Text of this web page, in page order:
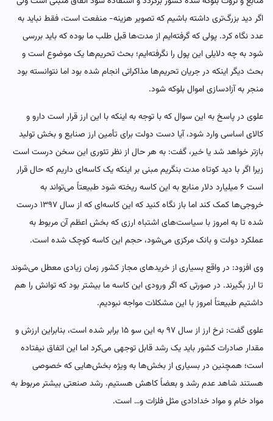
اگر دید بزرگ‌تری داشته باشیم که تصویر هزینه- منفعت است، فقط نباید به
عدد نگاه کرد. پولی که گرفته‌ایم از مدت‌ها قبل طلب ما بوده که باید بررسی
شود به چه دلایلی این پول را نگرفته‌ایم؛ بحث تحریم‌ها یک موضوع است و
بحث دیگر اینکه در جریان تحریم‌ها مذاکراتی انجام شده بود اما نتوانسته بود
منجر به آزادسازی اموال بلوکه شود.
علوی در پاسخ به این سوال که با توجه به اینکه با این ارز قرار است دارو و
کالای اساسی وارد شود، آیا دست دولت برای تأمین ارز صنایع و بخش تولید
بازتر خواهد شد یا خیر، گفت: به هر حال از نظر تئوری این سخن درست است
زیرا اگر با دید کوتاه مدت بنگریم مبنی بر اینکه یک کاسه‌ای داریم که حال قرار
است ۶ میلیارد دلار منابع به این کاسه ریخته شود طبیعتاً می‌تواند به
خروجی‌ها کمک کند اما باز نگاه کنید که این کاسه‌ای که از سال ۱۳۹۷ درست
شده تا به امروز با سیاست‌های اشتباه ارزی که بخش اعظم آن مربوط به
عملکرد دولت و بانک مرکزی می‌شود، حجم این کاسه کوچک شده است.
وی افزود: در واقع بسیاری از خریدهای مجاز کشور زمان زیادی معطل می‌شوند
تا ارز بگیرند. در صورتی که اگر ورودی این کاسه ما بیشتر بود که توانش را هم
داشتیم طبیعتاً امروز با این مشکلات مواجه نبودیم.
علوی گفت: نرخ ارز از سال ۹۷ به این سو ۱۵ برابر شده است، بنابراین ارزش و
مقدار صادرات کشور باید یک رشد قابل توجهی می‌کرد اما این اتفاق نیفتاده
است؛ همچنین در بسیاری از بخش‌ها به ویژه بخش‌هایی که خصوصی
هستند شاهد عدم رشد و بعضاً کاهش هستیم. رشد صنعتی بیشتر مربوط به
مواد خام و مواد خدادادی مثل فلزات و… است.